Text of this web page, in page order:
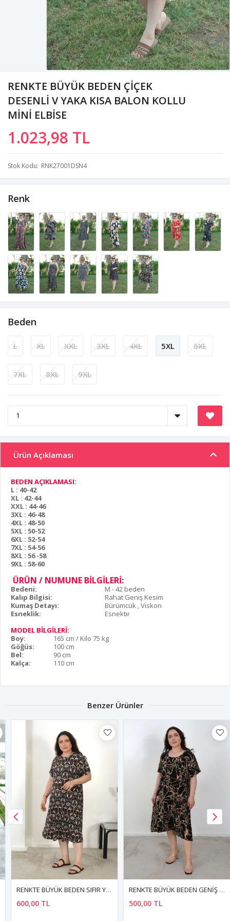
RENKTE BÜYÜK BEDEN ÇİÇEK
DESENLİ V YAKA KISA BALON KOLLU
MİNİ ELBİSE
1.023,98 TL
Stok Kodu RNK27001DSN4
Renk
Beden
L XL XXL 3XL 4XL 5XL 6XL
7XL 8XL 9XL
Ürün Açıklaması
BEDEN AÇIKLAMASI:
L : 40-42
XL : 42-44
XXL : 44-46
3XL : 46-48
4XL : 48-50
5XL : 50-52
6XL : 52-54
7XL : 54-56
8XL : 56 -58
9XL : 58-60
ÜRÜN / NUMUNE BİLGİLERİ:
Bedeni:
M - 42 beden
Kalıp Bilgisi:
Rahat Geniş Kesim
Kumaş Detayı:
Bürümcük , Viskon
Esneklik:
Esnektir
MODEL BİLGİLERİ:
Boy:
165 cm / Kilo 75 kg
Göğüs:
100 cm
Bel:
90 cm
Kalça:
110 cm
Benzer Ürünler
RENKTE BÜYÜK BEDEN SIFIR YAKA KISA KOL DESENLİ ESNEK ELBİSE
600,00 TL
RENKTE BÜYÜK BEDEN GENİŞ KESİM DESENLİ ELBİSE
500,00 TL